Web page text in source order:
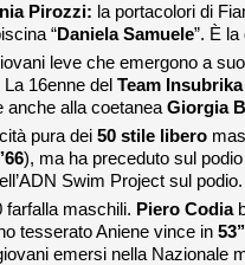
Pirozzi: la portacolori di
“Daniela Samuele”. È
leve che emergono a
16enne del Team Insubrika
anche alla coetanea Giorgia
pura dei 50 stile libero
), ma ha preceduto sul
Swim Project sul podio.
farfalla maschili. Piero Codia
tesserato Aniene vince in
emersi nella Nazionale